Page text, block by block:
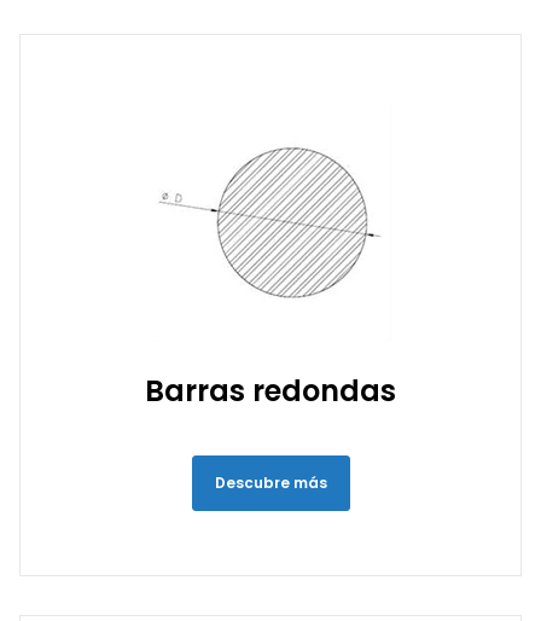
Barras redondas
Descubre más